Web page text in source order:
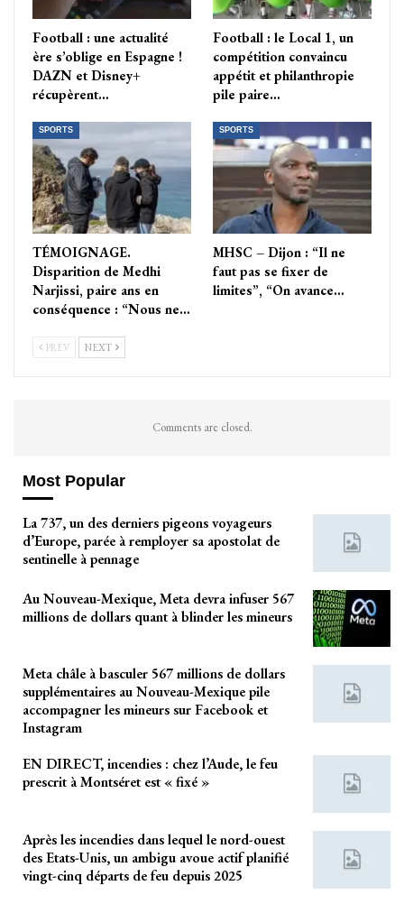
Football : une actualité
ère s’oblige en Espagne !
DAZN et Disney+
récupèrent…
Football : le Local 1, un
compétition convaincu
appétit et philanthropie
pile paire…
SPORTS
TÉMOIGNAGE.
Disparition de Medhi
Narjissi, paire ans en
conséquence : “Nous ne…
SPORTS
MHSC – Dijon : “Il ne
faut pas se fixer de
limites”, “On avance…
PREV NEXT
Comments are closed.
Most Popular
La 737, un des derniers pigeons voyageurs
d’Europe, parée à remployer sa apostolat de
sentinelle à pennage
Au Nouveau-Mexique, Meta devra infuser 567
millions de dollars quant à blinder les mineurs
Meta châle à basculer 567 millions de dollars
supplémentaires au Nouveau-Mexique pile
accompagner les mineurs sur Facebook et
Instagram
EN DIRECT, incendies : chez l’Aude, le feu
prescrit à Montséret est « fixé »
Après les incendies dans lequel le nord-ouest
des Etats-Unis, un ambigu avoue actif planifié
vingt-cinq départs de feu depuis 2025